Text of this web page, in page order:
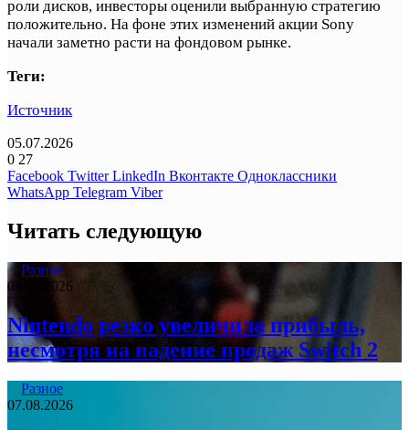
роли дисков, инвесторы оценили выбранную стратегию
положительно. На фоне этих изменений акции Sony
начали заметно расти на фондовом рынке.
Теги:
Источник
05.07.2026
0 27
Facebook Twitter LinkedIn Вконтакте Одноклассники
WhatsApp Telegram Viber
Читать следующую
Разное
08.08.2026
Nintendo резко увеличила прибыль,
несмотря на падение продаж Switch 2
Разное
07.08.2026